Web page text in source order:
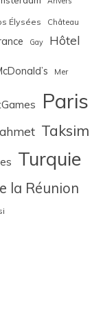
Élysées Château
Gay Hôtel
Mer
Paris
Taksim
Turquie
la Réunion